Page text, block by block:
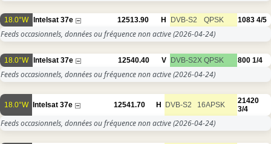
18.0°W Intelsat 37e 12513.90 H DVB-S2 QPSK 1083 4/5
Feeds occasionnels, données ou fréquence non active(2026-04-24)
18.0°W Intelsat 37e 12540.40 V DVB-S2X QPSK 800 1/4
Feeds occasionnels, données ou fréquence non active(2026-04-24)
18.0°W Intelsat 37e 12541.70 H DVB-S2 16APSK
21420
3/4
Feeds occasionnels, données ou fréquence non active(2026-04-24)